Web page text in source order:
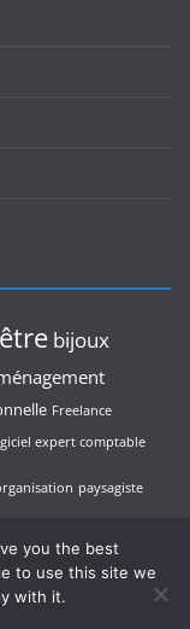
bijoux
Freelance
expert comptable
paysagiste
thérapeute
you the best
to use this site we
with it.